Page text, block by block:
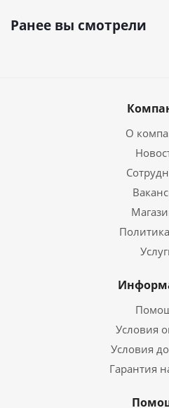
Ранее вы смотрели
О
Условия
Условия
Гарантия